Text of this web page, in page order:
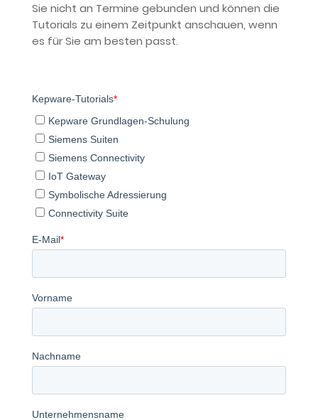
Sie nicht an Termine gebunden und können die
Tutorials zu einem Zeitpunkt anschauen, wenn
es für Sie am besten passt.